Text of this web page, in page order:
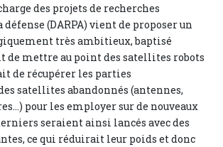
des projets de recherches
défense (DARPA) vient de proposer un
très ambitieux, baptisé
de mettre au point des satellites robots
de récupérer les parties
satellites abandonnés (antennes,
pour les employer sur de nouveaux
seraient ainsi lancés avec des
ce qui réduirait leur poids et donc